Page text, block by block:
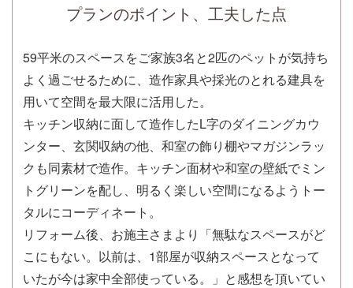
プランのポイント、工夫した点
59平米のスペースをご家族3名と2匹のペットが気持ち
よく過ごせるために、造作家具や採光のとれる建具を
用いて空間を最大限に活用した。
キッチン収納に面して造作したL字のダイニングカウ
ンター、玄関収納の他、和室の飾り棚やマガジンラッ
クも同素材で造作。キッチン面材や和室の壁紙でミン
トグリーンを配し、明るく楽しい空間になるようトー
タルにコーディネート。
リフォーム後、お施主さまより「無駄なスペースがど
こにもない。以前は、1部屋が収納スペースとなって
いたが今は家中全部使っている。」と感想を頂いてい